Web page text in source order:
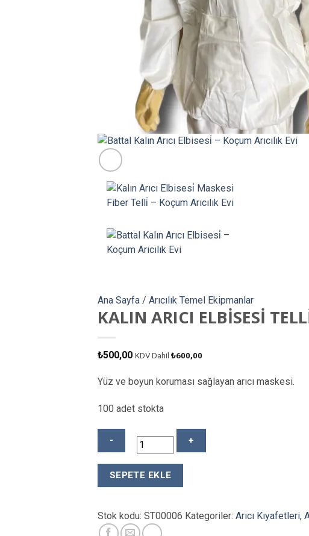
Ana Sayfa / Arıcılık Temel Ekipmanlar
KALIN ARICI ELBİSESİ
₺500,00 KDV Dahil ₺600,00
Yüz ve boyun koruması sağlayan arıcı maskesi.
100 adet stokta
KALIN
adet
SEPETE EKLE
Stok kodu: ST00006 Kategoriler: Arıcı Kıyafetleri,